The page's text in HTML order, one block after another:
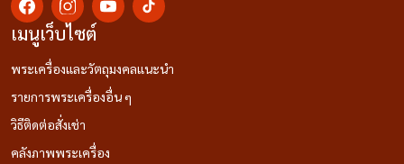
เมนูเว็บไซต์
พระเครื่องและวัตถุมงคลแนะนำ
รายการพระเครื่องอื่น ๆ
วิธีติดต่อสั่งเช่า
คลังภาพพระเครื่อง